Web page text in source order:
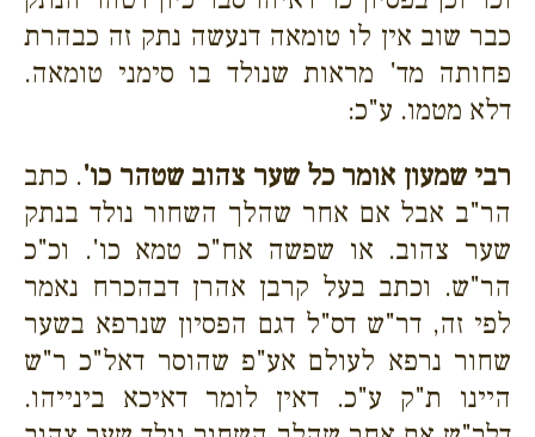
כבר שוב אין לו טומאה דנעשה נתק זה כבהרת
פחותה מד' מראות שנולד בו סימני טומאה.
דלא מטמו. ע"כ:
רבי שמעון אומר כל שער צהוב שטהר כו'. כתב
הר"ב אבל אם אחר שהלך השחור נולד בנתק
שער צהוב. או שפשה אח"כ טמא כו'. וכ"כ
הר"ש. וכתב בעל קרבן אהרן דבהכרח נאמר
לפי זה, דר"ש דס"ל דגם הפסיון שנרפא בשער
שחור נרפא לעולם אע"פ שהוסר דאל"כ ר"ש
היינו ת"ק ע"כ. דאין לומר דאיכא בינייהו.